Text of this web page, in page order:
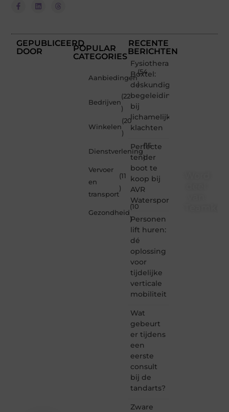
GEPUBLICEERD
DOOR
POPULAR
CATEGORIES
Aanbiedingen
(54
)
Bedrijven
(22
)
Winkelen
(20
)
Dienstverlening
(15
)
Vervoer
en
transport
(11
)
Gezondheid
(10
)
RECENTE
BERICHTEN
Fysiotherapie
Boxtel:
deskundige
begeleiding
bij
lichamelijke
klachten
Perfecte
tender
boot te
koop bij
AVR
Watersport
Personen
lift huren:
dé
oplossing
voor
tijdelijke
verticale
mobiliteit
Wat
gebeurt
er tijdens
een
eerste
consult
bij de
tandarts?
Zware